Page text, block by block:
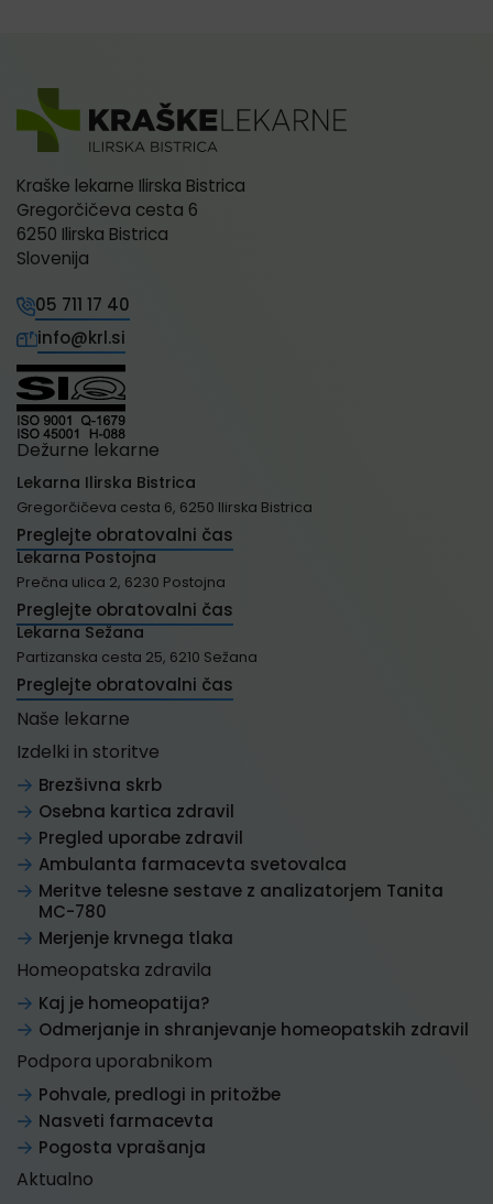
Kraške lekarne Ilirska Bistrica
Gregorčičeva cesta 6
6250 Ilirska Bistrica
Slovenija
05 711 17 40
info@krl.si
Dežurne lekarne
Lekarna Ilirska Bistrica
Gregorčičeva cesta 6, 6250 Ilirska Bistrica
Preglejte obratovalni čas
Lekarna Postojna
Prečna ulica 2, 6230 Postojna
Preglejte obratovalni čas
Lekarna Sežana
Partizanska cesta 25, 6210 Sežana
Preglejte obratovalni čas
Naše lekarne
Izdelki in storitve
Brezšivna skrb
Osebna kartica zdravil
Pregled uporabe zdravil
Ambulanta farmacevta svetovalca
Meritve telesne sestave z analizatorjem Tanita
MC-780
Merjenje krvnega tlaka
Homeopatska zdravila
Kaj je homeopatija?
Odmerjanje in shranjevanje homeopatskih zdravil
Podpora uporabnikom
Pohvale, predlogi in pritožbe
Nasveti farmacevta
Pogosta vprašanja
Aktualno